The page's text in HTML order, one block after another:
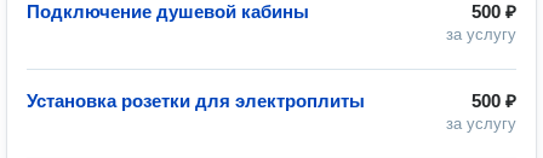
500 ₽
за услугу
Подключение душевой кабины
500 ₽
за услугу
Установка розетки для электроплиты